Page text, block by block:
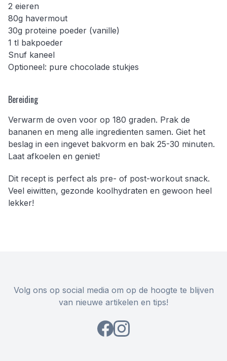
2 eieren
80g havermout
30g proteine poeder (vanille)
1 tl bakpoeder
Snuf kaneel
Optioneel: pure chocolade stukjes
Bereiding
Verwarm de oven voor op 180 graden. Prak de
bananen en meng alle ingredienten samen. Giet het
beslag in een ingevet bakvorm en bak 25-30 minuten.
Laat afkoelen en geniet!
Dit recept is perfect als pre- of post-workout snack.
Veel eiwitten, gezonde koolhydraten en gewoon heel
lekker!
Volg ons op social media om op de hoogte te blijven
van nieuwe artikelen en tips!